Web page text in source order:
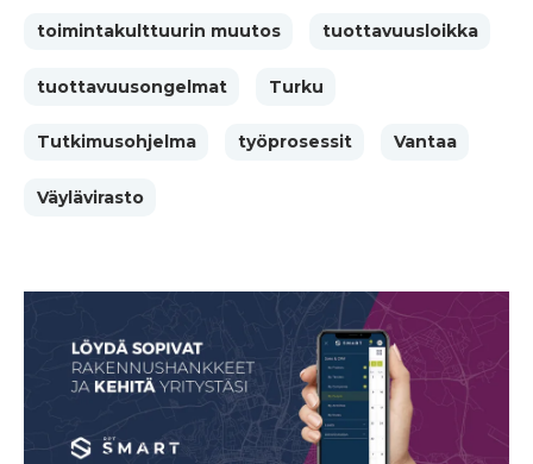
toimintakulttuurin muutos tuottavuusloikka
tuottavuusongelmat Turku
Tutkimusohjelma työprosessit Vantaa
Väylävirasto